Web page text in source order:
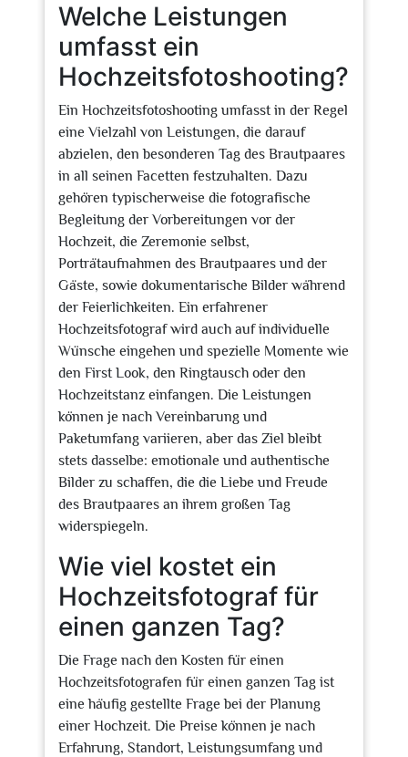
Welche Leistungen
umfasst ein
Hochzeitsfotoshooting?
Ein Hochzeitsfotoshooting umfasst in der Regel
eine Vielzahl von Leistungen, die darauf
abzielen, den besonderen Tag des Brautpaares
in all seinen Facetten festzuhalten. Dazu
gehören typischerweise die fotografische
Begleitung der Vorbereitungen vor der
Hochzeit, die Zeremonie selbst,
Porträtaufnahmen des Brautpaares und der
Gäste, sowie dokumentarische Bilder während
der Feierlichkeiten. Ein erfahrener
Hochzeitsfotograf wird auch auf individuelle
Wünsche eingehen und spezielle Momente wie
den First Look, den Ringtausch oder den
Hochzeitstanz einfangen. Die Leistungen
können je nach Vereinbarung und
Paketumfang variieren, aber das Ziel bleibt
stets dasselbe: emotionale und authentische
Bilder zu schaffen, die die Liebe und Freude
des Brautpaares an ihrem großen Tag
widerspiegeln.
Wie viel kostet ein
Hochzeitsfotograf für
einen ganzen Tag?
Die Frage nach den Kosten für einen
Hochzeitsfotografen für einen ganzen Tag ist
eine häufig gestellte Frage bei der Planung
einer Hochzeit. Die Preise können je nach
Erfahrung, Standort, Leistungsumfang und